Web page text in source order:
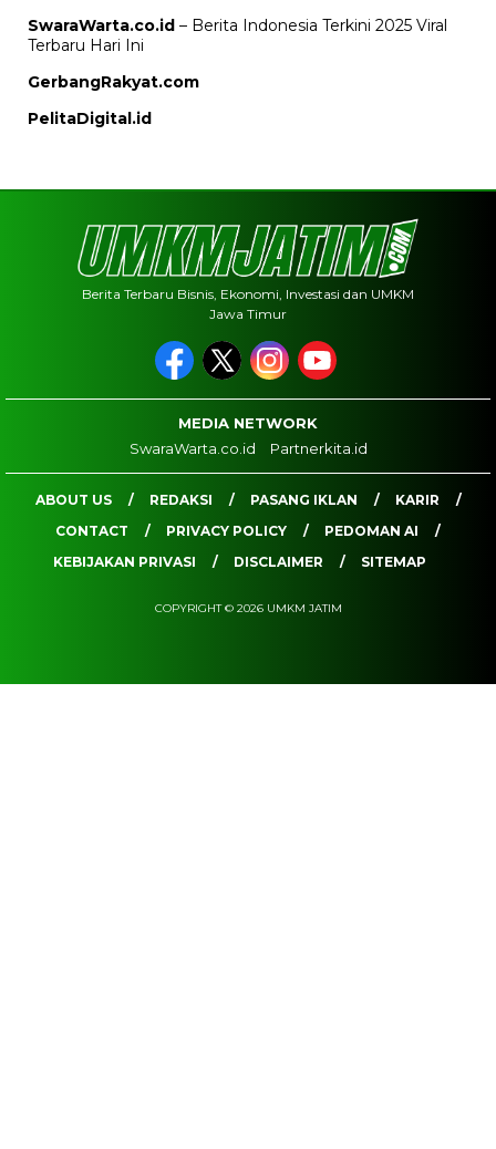
SwaraWarta.co.id – Berita Indonesia Terkini 2025 Viral
Terbaru Hari Ini
GerbangRakyat.com
PelitaDigital.id
Berita Terbaru Bisnis, Ekonomi, Investasi dan UMKM
Jawa Timur
MEDIA NETWORK
SwaraWarta.co.id
Partnerkita.id
ABOUT US REDAKSI PASANG IKLAN
KARIR
CONTACT
PRIVACY POLICY
PEDOMAN AI
KEBIJAKAN PRIVASI
DISCLAIMER SITEMAP
COPYRIGHT © 2026 UMKM JATIM